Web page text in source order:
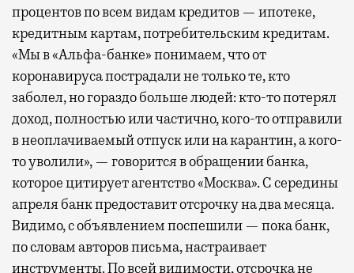
процентов по всем видам кредитов — ипотеке,
кредитным картам, потребительским кредитам.
«Мы в «Альфа-банке» понимаем, что от
коронавируса пострадали не только те, кто
заболел, но гораздо больше людей: кто-то потерял
доход, полностью или частично, кого-то отправили
в неоплачиваемый отпуск или на карантин, а кого-
то уволили», — говорится в обращении банка,
которое цитирует агентство «Москва». С середины
апреля банк предоставит отсрочку на два месяца.
Видимо, с объявлением поспешили — пока банк,
по словам авторов письма, настраивает
инструменты. По всей видимости, отсрочка не